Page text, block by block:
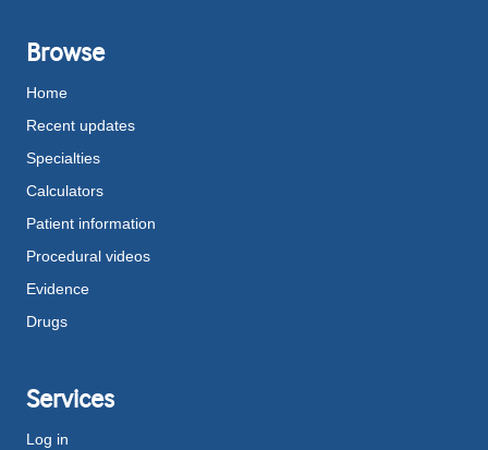
Browse
Home
Recent updates
Specialties
Calculators
Patient information
Procedural videos
Evidence
Drugs
Services
Log in